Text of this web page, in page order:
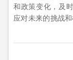
和政策变化，及
应对未来的挑战和